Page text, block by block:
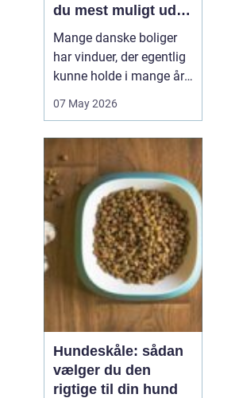
du mest muligt ud af
dine gamle rammer
Mange danske boliger
har vinduer, der egentlig
kunne holde i mange år
rigtige pleje. I stedet
for tidligt. Med den rette
reparation af vinduer
kan du bevare husets
oprindelige udtryk,
forbedre ko...
07 May 2026
Hundeskåle: sådan
vælger du den
rigtige til din hund